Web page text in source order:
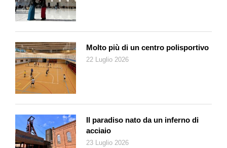
Molto più di un centro polisportivo
22 Luglio 2026
Il paradiso nato da un inferno di
acciaio
23 Luglio 2026